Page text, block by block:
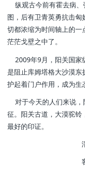
纵观古今前有霍去病、
图，后有卫青英勇抗击
切都浓缩为时间轴上的
茫茫戈壁之中了。
2009年9月，阳关国家
是阻止库姆塔格大沙漠
护起着门户作用，成为生
对于今天的人们来说，
征。阳关古道，大漠驼
最好的印证。